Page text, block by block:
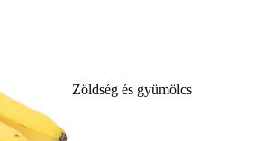
Zöldség és gyümölcs